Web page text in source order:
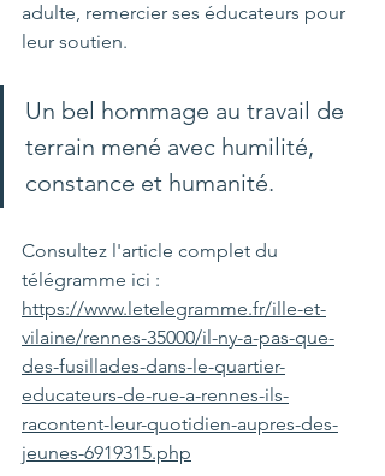
adulte, remercier ses éducateurs pour
leur soutien.
Un bel hommage au travail de
terrain mené avec humilité,
constance et humanité.
Consultez l'article complet du
télégramme ici :
https://www.letelegramme.fr/ille-et-
vilaine/rennes-35000/il-ny-a-pas-que-
des-fusillades-dans-le-quartier-
educateurs-de-rue-a-rennes-ils-
racontent-leur-quotidien-aupres-des-
jeunes-6919315.php